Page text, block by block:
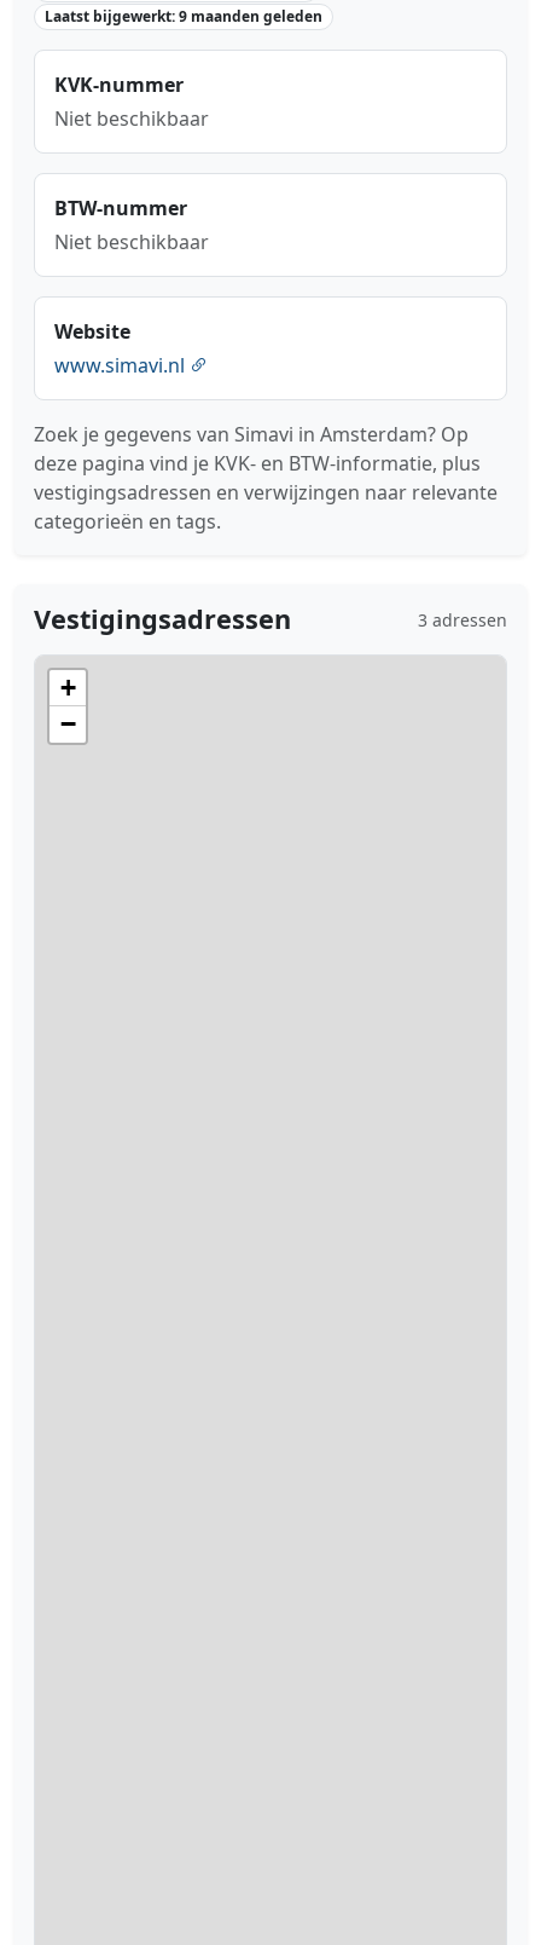
Laatst bijgewerkt: 9 maanden geleden
KVK-nummer
Niet beschikbaar
BTW-nummer
Niet beschikbaar
Website
www.simavi.nl
Zoek je gegevens van Simavi in Amsterdam? Op
deze pagina vind je KVK- en BTW-informatie, plus
vestigingsadressen en verwijzingen naar relevante
categorieën en tags.
Vestigingsadressen 3 adressen
+
−